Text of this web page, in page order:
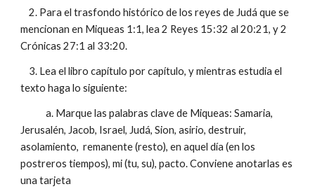
2. Para el trasfondo histórico de los reyes de Judá que se
mencionan en Miqueas 1:1, lea 2 Reyes 15:32 al 20:21, y 2
Crónicas 27:1 al 33:20.
3. Lea el libro capítulo por capítulo, y mientras estudia el
texto haga lo siguiente:
a. Marque las palabras clave de Miqueas: Samaria,
Jerusalén, Jacob, Israel, Judá, Sion, asirio, destruir,
asolamiento, remanente (resto), en aquel día (en los
postreros tiempos), mi (tu, su), pacto. Conviene anotarlas es
una tarjeta